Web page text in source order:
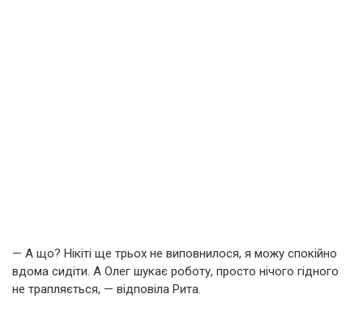
— А що? Нікіті ще трьох не виповнилося, я можу спокійно
вдома сидіти. А Олег шукає роботу, просто нічого гідного
не трапляється, — відповіла Рита.